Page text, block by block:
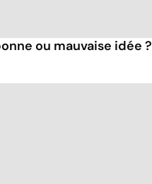
ou mauvaise idée ?